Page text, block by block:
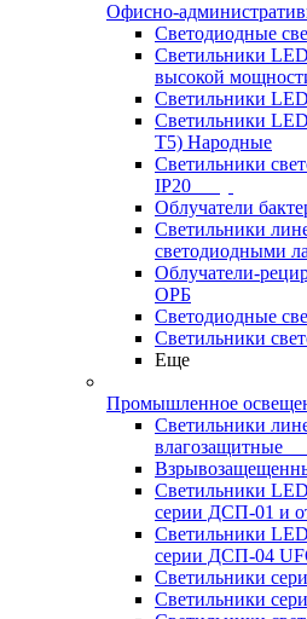
Офисно-
Светодиодные
Светильники
высокой
Светильники
Светильники
Т5) Народные
Светильники
IP20
Облучатели
Светильники
светодиодными
Облучатели-
ОРБ
Светодиодные
Светильники
Еще
Промышленное
Светильники
влагозащитные
Светильники
серии ДСП-01 и
Светильники
серии ДСП-04
Светильники
Светильники